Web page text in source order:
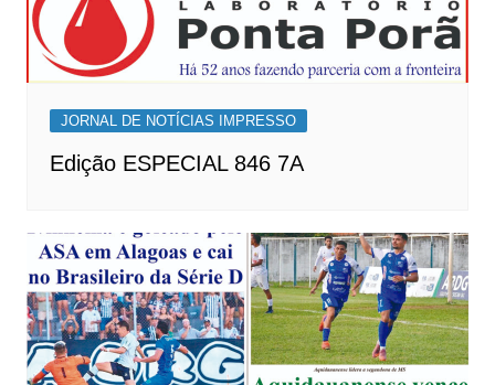
JORNAL DE NOTÍCIAS IMPRESSO
Edição ESPECIAL 846 7A